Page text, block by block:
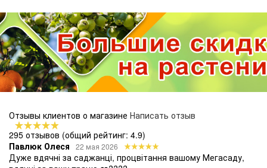
Отзывы клиентов о магазине Написать отзыв
295 отзывов (общий рейтинг: 4.9)
Павлюк Олеся
22 мая 2026
Дуже вдячні за саджанці, процвітання вашому Мегасаду,